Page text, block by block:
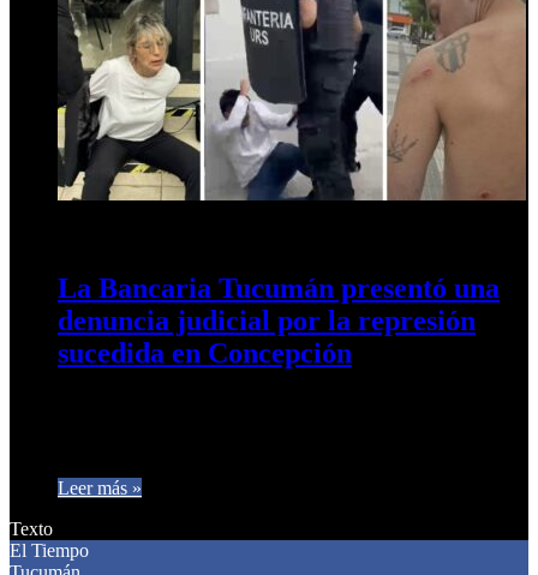
La Bancaria Tucumán presentó una
denuncia judicial por la represión
sucedida en Concepción
Leer más »
Texto
El Tiempo